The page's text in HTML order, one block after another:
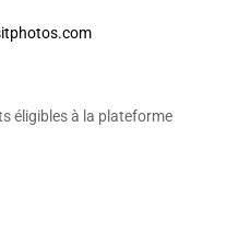
éligibles à la plateforme